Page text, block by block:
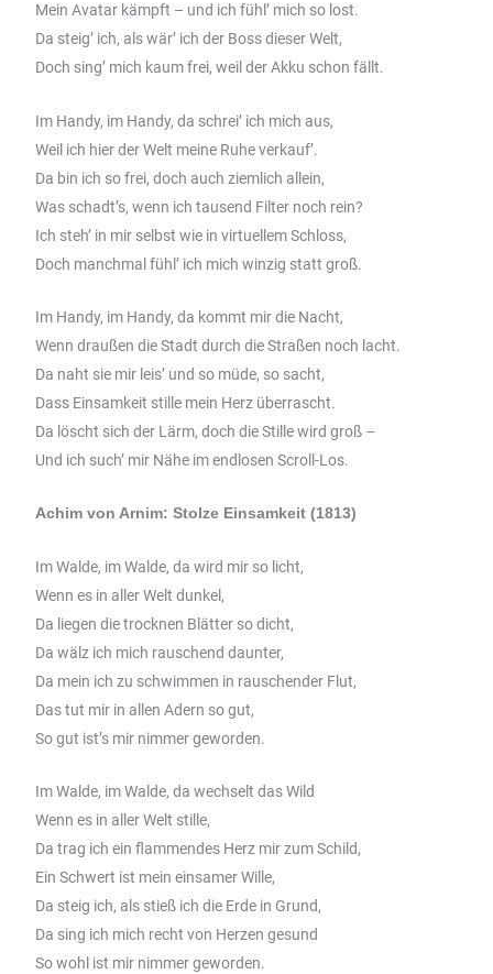
Mein Avatar kämpft – und ich fühl’ mich so lost.
Da steig’ ich, als wär’ ich der Boss dieser Welt,
Doch sing’ mich kaum frei, weil der Akku schon fällt.
Im Handy, im Handy, da schrei’ ich mich aus,
Weil ich hier der Welt meine Ruhe verkauf’.
Da bin ich so frei, doch auch ziemlich allein,
Was schadt’s, wenn ich tausend Filter noch rein?
Ich steh’ in mir selbst wie in virtuellem Schloss,
Doch manchmal fühl’ ich mich winzig statt groß.
Im Handy, im Handy, da kommt mir die Nacht,
Wenn draußen die Stadt durch die Straßen noch lacht.
Da naht sie mir leis’ und so müde, so sacht,
Dass Einsamkeit stille mein Herz überrascht.
Da löscht sich der Lärm, doch die Stille wird groß –
Und ich such’ mir Nähe im endlosen Scroll-Los.
Achim von Arnim: Stolze Einsamkeit (1813)
Im Walde, im Walde, da wird mir so licht,
Wenn es in aller Welt dunkel,
Da liegen die trocknen Blätter so dicht,
Da wälz ich mich rauschend daunter,
Da mein ich zu schwimmen in rauschender Flut,
Das tut mir in allen Adern so gut,
So gut ist’s mir nimmer geworden.
Im Walde, im Walde, da wechselt das Wild
Wenn es in aller Welt stille,
Da trag ich ein flammendes Herz mir zum Schild,
Ein Schwert ist mein einsamer Wille,
Da steig ich, als stieß ich die Erde in Grund,
Da sing ich mich recht von Herzen gesund
So wohl ist mir nimmer geworden.